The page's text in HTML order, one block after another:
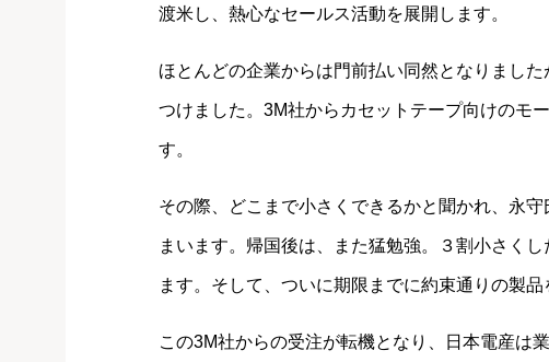
渡米し、熱心なセールス活動を展開します。
ほとんどの企業からは門前払い同然となりまし
つけました。3M社からカセットテープ向けのモ
す。
その際、どこまで小さくできるかと聞かれ、永
まいます。帰国後は、また猛勉強。３割小さく
ます。そして、ついに期限までに約束通りの製品
この3M社からの受注が転機となり、日本電産は